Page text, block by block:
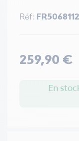
Réf:
259,90 €
En